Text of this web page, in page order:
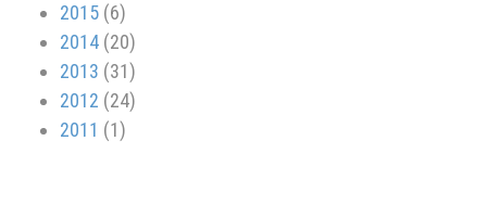
2015 (6)
2014 (20)
2013 (31)
2012 (24)
2011 (1)